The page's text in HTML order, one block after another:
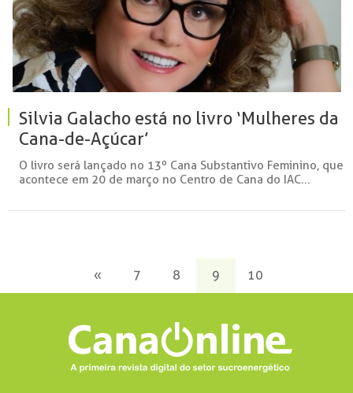
Silvia Galacho está no livro ‘Mulheres da
Cana-de-Açúcar’
O livro será lançado no 13º Cana Substantivo Feminino, que
acontece em 20 de março no Centro de Cana do IAC...
« 7 8 9 10